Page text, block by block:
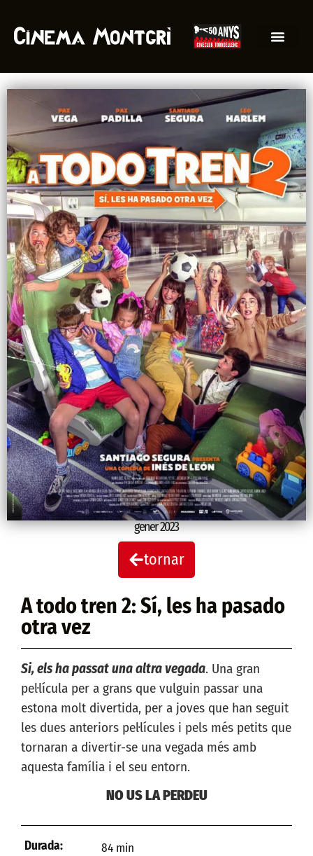
gener 2023
tornar
A todo tren 2: Sí, les ha pasado
otra vez
Si, els ha passat una altra vegada. Una gran
pel·lícula per a grans que vulguin passar una
estona molt divertida, per a joves que han seguit
les dues anteriors pel·lícules i pels més petits que
tornaran a divertir-se una vegada més amb
aquesta família i el seu entorn.
NO US LA PERDEU
Durada:
84 min